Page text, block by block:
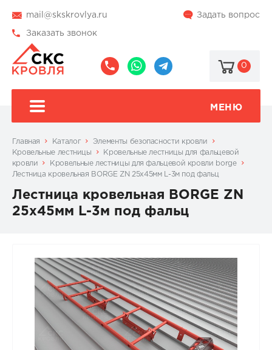
mail@skskrovlya.ru Задать вопрос
Заказать звонок
0
МЕНЮ
Главная Каталог
Элементы безопасности кровли
Кровельные лестницы
Кровельные лестницы для фальцевой
кровли
Кровельные лестницы для фальцевой кровли borge
Лестница кровельная BORGE ZN 25х45мм L-3м под фальц
Лестница кровельная BORGE ZN
25х45мм L-3м под фальц